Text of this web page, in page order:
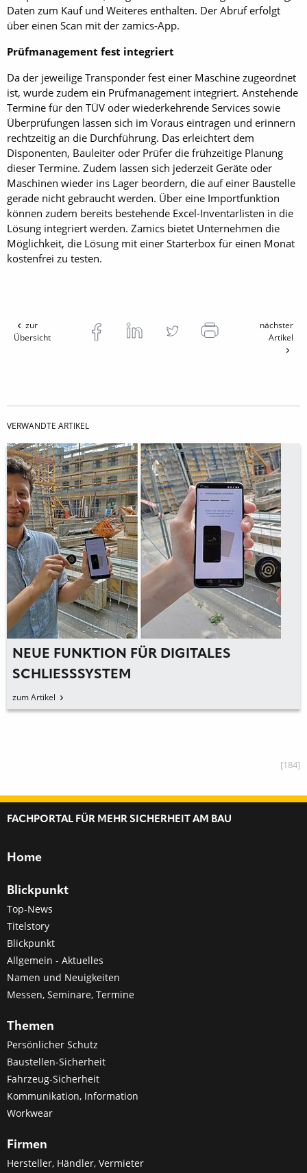
Daten zum Kauf und Weiteres enthalten. Der Abruf erfolgt
über einen Scan mit der zamics-App.
Prüfmanagement fest integriert
Da der jeweilige Transponder fest einer Maschine zugeordnet
ist, wurde zudem ein Prüfmanagement integriert. Anstehende
Termine für den TÜV oder wiederkehrende Services sowie
Überprüfungen lassen sich im Voraus eintragen und erinnern
rechtzeitig an die Durchführung. Das erleichtert dem
Disponenten, Bauleiter oder Prüfer die frühzeitige Planung
dieser Termine. Zudem lassen sich jederzeit Geräte oder
Maschinen wieder ins Lager beordern, die auf einer Baustelle
gerade nicht gebraucht werden. Über eine Importfunktion
können zudem bereits bestehende Excel-Inventarlisten in die
Lösung integriert werden. Zamics bietet Unternehmen die
Möglichkeit, die Lösung mit einer Starterbox für einen Monat
kostenfrei zu testen.
zur
Übersicht
nächster
Artikel
VERWANDTE ARTIKEL
NEUE FUNKTION FÜR DIGITALES
SCHLIESSSYSTEM
zum Artikel
[184]
FACHPORTAL FÜR MEHR SICHERHEIT AM BAU
Home
Blickpunkt
Top-News
Titelstory
Blickpunkt
Allgemein - Aktuelles
Namen und Neuigkeiten
Messen, Seminare, Termine
Themen
Persönlicher Schutz
Baustellen-Sicherheit
Fahrzeug-Sicherheit
Kommunikation, Information
Workwear
Firmen
Hersteller, Händler, Vermieter